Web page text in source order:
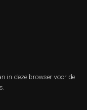
in deze browser voor de